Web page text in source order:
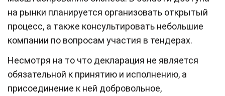
на рынки планируется организовать открытый
процесс, а также консультировать небольшие
компании по вопросам участия в тендерах.
Несмотря на то что декларация не является
обязательной к принятию и исполнению, а
присоединение к ней добровольное,